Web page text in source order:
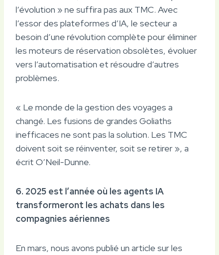
l’évolution » ne suffira pas aux TMC. Avec
l’essor des plateformes d’IA, le secteur a
besoin d’une révolution complète pour éliminer
les moteurs de réservation obsolètes, évoluer
vers l’automatisation et résoudre d’autres
problèmes.
« Le monde de la gestion des voyages a
changé. Les fusions de grandes Goliaths
inefficaces ne sont pas la solution. Les TMC
doivent soit se réinventer, soit se retirer », a
écrit O’Neil-Dunne.
6. 2025 est l’année où les agents IA
transformeront les achats dans les
compagnies aériennes
En mars, nous avons publié un article sur les